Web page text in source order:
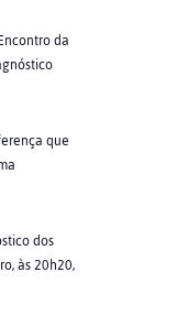
da
que
dos
às 20h20,